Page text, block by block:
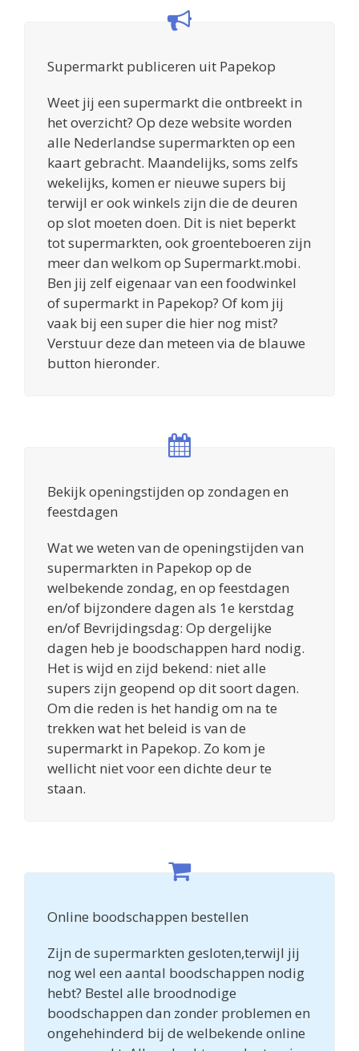
Supermarkt publiceren uit Papekop
Weet jij een supermarkt die ontbreekt in
het overzicht? Op deze website worden
alle Nederlandse supermarkten op een
kaart gebracht. Maandelijks, soms zelfs
wekelijks, komen er nieuwe supers bij
terwijl er ook winkels zijn die de deuren
op slot moeten doen. Dit is niet beperkt
tot supermarkten, ook groenteboeren zijn
meer dan welkom op Supermarkt.mobi.
Ben jij zelf eigenaar van een foodwinkel
of supermarkt in Papekop? Of kom jij
vaak bij een super die hier nog mist?
Verstuur deze dan meteen via de blauwe
button hieronder.
Bekijk openingstijden op zondagen en
feestdagen
Wat we weten van de openingstijden van
supermarkten in Papekop op de
welbekende zondag, en op feestdagen
en/of bijzondere dagen als 1e kerstdag
en/of Bevrijdingsdag: Op dergelijke
dagen heb je boodschappen hard nodig.
Het is wijd en zijd bekend: niet alle
supers zijn geopend op dit soort dagen.
Om die reden is het handig om na te
trekken wat het beleid is van de
supermarkt in Papekop. Zo kom je
wellicht niet voor een dichte deur te
staan.
Online boodschappen bestellen
Zijn de supermarkten gesloten,terwijl jij
nog wel een aantal boodschappen nodig
hebt? Bestel alle broodnodige
boodschappen dan zonder problemen en
ongehehinderd bij de welbekende online